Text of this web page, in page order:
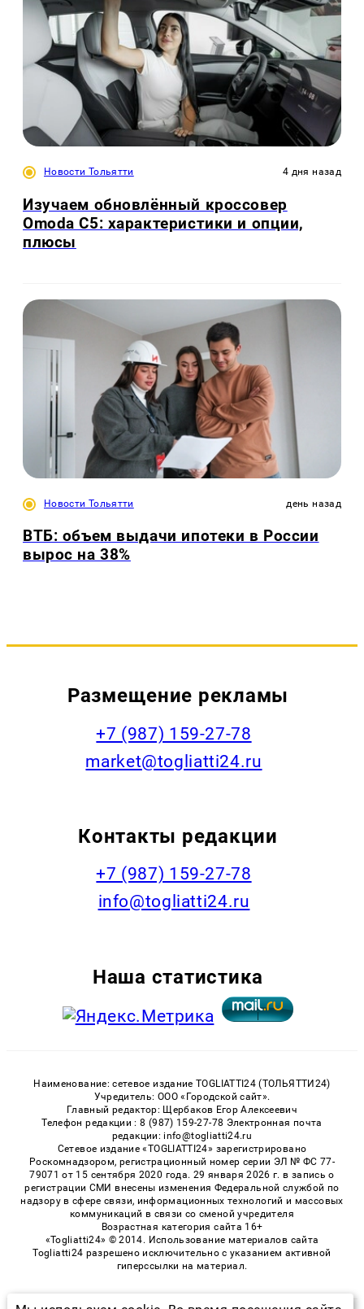
Новости Тольятти 4 дня назад
Изучаем обновлённый кроссовер
Omoda C5: характеристики и опции,
плюсы
Новости Тольятти день назад
ВТБ: объем выдачи ипотеки в России
вырос на 38%
Размещение рекламы
+7 (987) 159-27-78
market@togliatti24.ru
Контакты редакции
+7 (987) 159-27-78
info@togliatti24.ru
Наша статистика
Наименование: сетевое издание TOGLIATTI24 (ТОЛЬЯТТИ24)
Учредитель: ООО «Городской сайт».
Главный редактор: Щербаков Егор Алексеевич
Телефон редакции : 8 (987) 159-27-78 Электронная почта
редакции: info@togliatti24.ru
Сетевое издание «TOGLIATTI24» зарегистрировано
Роскомнадзором, регистрационный номер серии ЭЛ № ФС 77-
79071 от 15 сентября 2020 года. 29 января 2026 г. в запись о
регистрации СМИ внесены изменения Федеральной службой по
надзору в сфере связи, информационных технологий и массовых
коммуникаций в связи со сменой учредителя
Возрастная категория сайта 16+
«Togliatti24» © 2014. Использование материалов сайта
Togliatti24 разрешено исключительно с указанием активной
гиперссылки на материал.